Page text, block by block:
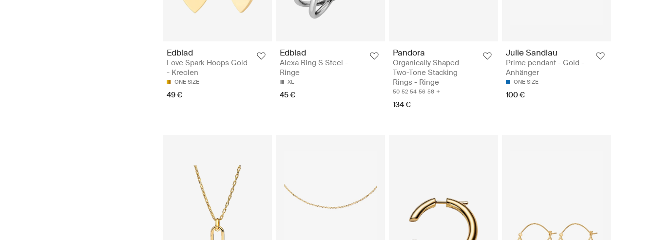
Edblad
Love Spark Hoops Gold
- Kreolen
ONE SIZE
49 €
Edblad
Alexa Ring S Steel -
Ringe
XL
45 €
Pandora
Organically Shaped
Two-Tone Stacking
Rings - Ringe
50 52 54 56 58
134 €
Julie Sandlau
Prime pendant - Gold -
Anhänger
ONE SIZE
100 €